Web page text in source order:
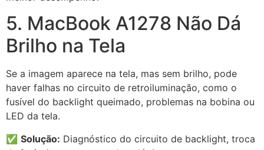
5. MacBook A1278 Não Dá
Brilho na Tela
Se a imagem aparece na tela, mas sem brilho, pode
haver falhas no circuito de retroiluminação, como o
fusível do backlight queimado, problemas na bobina ou
LED da tela.
✅ Solução: Diagnóstico do circuito de backlight, troca